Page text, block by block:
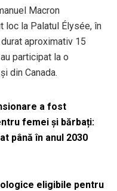
Macron
loc la Palatul Élysée, în
aproximativ 15
participat la o
din Canada.
a fost
femei și bărbați:
până în anul 2030
eligibile pentru